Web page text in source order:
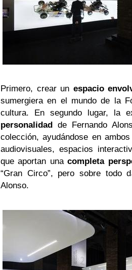
Primero, crear un espacio
sumergiera en el mundo de la
cultura. En segundo lugar, la
personalidad de Fernando
colección, ayudándose en
audiovisuales, espacios
que aportan unacompleta
“Gran Circo”, pero sobre todo
Alonso.